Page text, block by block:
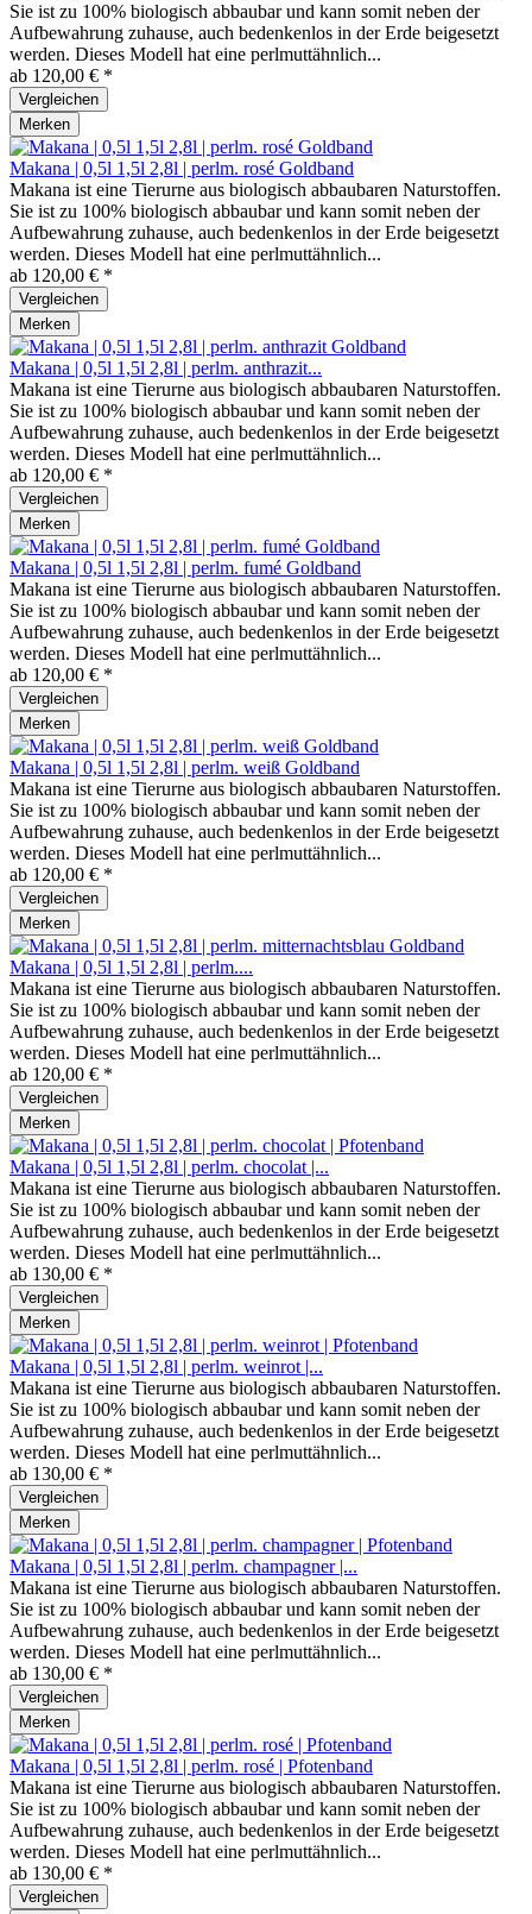
Sie ist zu 100% biologisch abbaubar und kann somit neben der
Aufbewahrung zuhause, auch bedenkenlos in der Erde beigesetzt
werden. Dieses Modell hat eine perlmuttähnlich...
ab 120,00 € *
Vergleichen
Merken
Makana | 0,5l 1,5l 2,8l | perlm. rosé Goldband
Makana ist eine Tierurne aus biologisch abbaubaren Naturstoffen.
Sie ist zu 100% biologisch abbaubar und kann somit neben der
Aufbewahrung zuhause, auch bedenkenlos in der Erde beigesetzt
werden. Dieses Modell hat eine perlmuttähnlich...
ab 120,00 € *
Vergleichen
Merken
Makana | 0,5l 1,5l 2,8l | perlm. anthrazit...
Makana ist eine Tierurne aus biologisch abbaubaren Naturstoffen.
Sie ist zu 100% biologisch abbaubar und kann somit neben der
Aufbewahrung zuhause, auch bedenkenlos in der Erde beigesetzt
werden. Dieses Modell hat eine perlmuttähnlich...
ab 120,00 € *
Vergleichen
Merken
Makana | 0,5l 1,5l 2,8l | perlm. fumé Goldband
Makana ist eine Tierurne aus biologisch abbaubaren Naturstoffen.
Sie ist zu 100% biologisch abbaubar und kann somit neben der
Aufbewahrung zuhause, auch bedenkenlos in der Erde beigesetzt
werden. Dieses Modell hat eine perlmuttähnlich...
ab 120,00 € *
Vergleichen
Merken
Makana | 0,5l 1,5l 2,8l | perlm. weiß Goldband
Makana ist eine Tierurne aus biologisch abbaubaren Naturstoffen.
Sie ist zu 100% biologisch abbaubar und kann somit neben der
Aufbewahrung zuhause, auch bedenkenlos in der Erde beigesetzt
werden. Dieses Modell hat eine perlmuttähnlich...
ab 120,00 € *
Vergleichen
Merken
Makana | 0,5l 1,5l 2,8l | perlm....
Makana ist eine Tierurne aus biologisch abbaubaren Naturstoffen.
Sie ist zu 100% biologisch abbaubar und kann somit neben der
Aufbewahrung zuhause, auch bedenkenlos in der Erde beigesetzt
werden. Dieses Modell hat eine perlmuttähnlich...
ab 120,00 € *
Vergleichen
Merken
Makana | 0,5l 1,5l 2,8l | perlm. chocolat |...
Makana ist eine Tierurne aus biologisch abbaubaren Naturstoffen.
Sie ist zu 100% biologisch abbaubar und kann somit neben der
Aufbewahrung zuhause, auch bedenkenlos in der Erde beigesetzt
werden. Dieses Modell hat eine perlmuttähnlich...
ab 130,00 € *
Vergleichen
Merken
Makana | 0,5l 1,5l 2,8l | perlm. weinrot |...
Makana ist eine Tierurne aus biologisch abbaubaren Naturstoffen.
Sie ist zu 100% biologisch abbaubar und kann somit neben der
Aufbewahrung zuhause, auch bedenkenlos in der Erde beigesetzt
werden. Dieses Modell hat eine perlmuttähnlich...
ab 130,00 € *
Vergleichen
Merken
Makana | 0,5l 1,5l 2,8l | perlm. champagner |...
Makana ist eine Tierurne aus biologisch abbaubaren Naturstoffen.
Sie ist zu 100% biologisch abbaubar und kann somit neben der
Aufbewahrung zuhause, auch bedenkenlos in der Erde beigesetzt
werden. Dieses Modell hat eine perlmuttähnlich...
ab 130,00 € *
Vergleichen
Merken
Makana | 0,5l 1,5l 2,8l | perlm. rosé | Pfotenband
Makana ist eine Tierurne aus biologisch abbaubaren Naturstoffen.
Sie ist zu 100% biologisch abbaubar und kann somit neben der
Aufbewahrung zuhause, auch bedenkenlos in der Erde beigesetzt
werden. Dieses Modell hat eine perlmuttähnlich...
ab 130,00 € *
Vergleichen